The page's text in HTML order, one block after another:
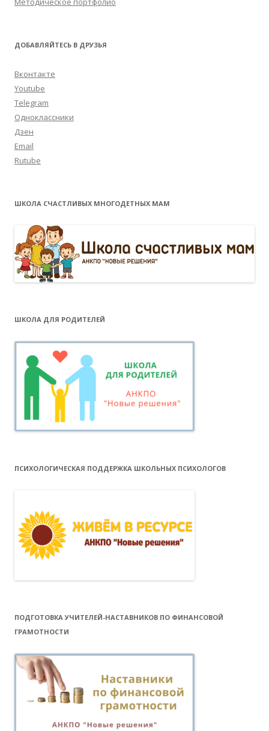
ДОБАВЛЯЙТЕСЬ В ДРУЗЬЯ
Вконтакте
Youtube
Telegram
Одноклассники
Дзен
Email
Rutube
ШКОЛА СЧАСТЛИВЫХ МНОГОДЕТНЫХ МАМ
ШКОЛА ДЛЯ РОДИТЕЛЕЙ
ПСИХОЛОГИЧЕСКАЯ ПОДДЕРЖКА ШКОЛЬНЫХ ПСИХОЛОГОВ
ПОДГОТОВКА УЧИТЕЛЕЙ-НАСТАВНИКОВ ПО ФИНАНСОВОЙ
ГРАМОТНОСТИ